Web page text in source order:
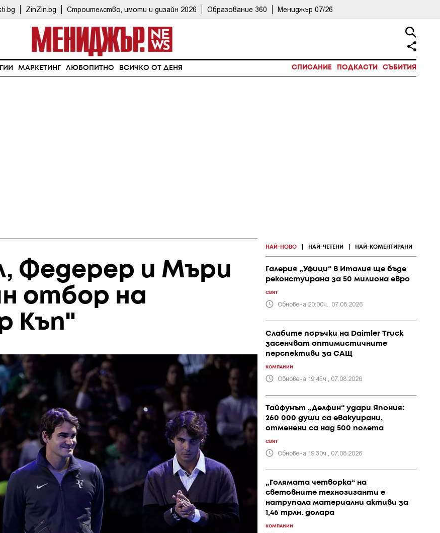
ZinZin.bg Строителство, имоти и дизайн 2026 Образование 360 Мениджър 07/26
МАРКЕТИНГ ЛЮБОПИТНО ВСИЧКО ОТ ДЕНЯ СПИСАНИЕ ПОДКАСТИ СЪБИТИЯ
Федерер и Мъри
отбор на
Къп"
НАЙ-НОВО НАЙ-ЧЕТЕНИ НАЙ-КОМЕНТИРАНИ
Галерия „Уфици“ в Италия ще бъде
реконстуирана за 50 милиона евро
СВЯТ
Обновена 20:00ч., 07.08.2026
Слабите поръчки на Daimler Truck
засенчват оптимистичните
перспективи за САЩ
КОМПАНИИ
Обновена 19:45ч., 07.08.2026
Тайфунът „Делфин“ удари Япония:
260 000 души са евакуирани,
отменени са над 500 полета
СВЯТ
Обновена 19:30ч., 07.08.2026
„Голямата четворка“ на
световните техногиганти е
натрупала материални активи за
1,46 трлн. долара
КОМПАНИИ